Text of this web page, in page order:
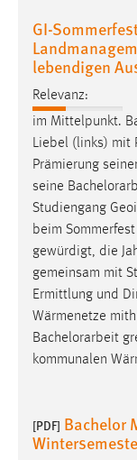
GI-
lebendigen
Relevanz:
im Mittelpunkt.
Liebel (links) mit
Prämierung
seine
Studiengang
beim
gewürdigt, die
gemeinsam mit
Ermittlung und
Wärmenetze
Bachelorarbeit
kommunalen
[PDF] Bachelor
Jahre,
Login
Name:
Zweck:
Dieser
einloggen zu
Cookie
24 Stunden
STATISTIK
Statistik
Matomo